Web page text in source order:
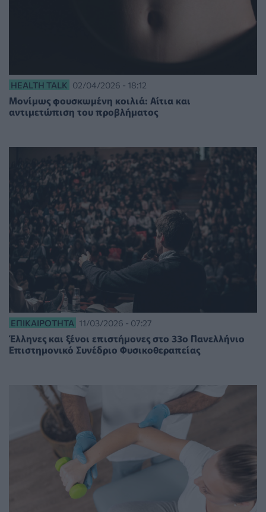
HEALTH TALK 02/04/2026 - 18:12
Μονίμως φουσκωμένη κοιλιά: Αίτια και
αντιμετώπιση του προβλήματος
ΕΠΙΚΑΙΡΌΤΗΤΑ 11/03/2026 - 07:27
Έλληνες και ξένοι επιστήμονες στο 33ο Πανελλήνιο
Επιστημονικό Συνέδριο Φυσικοθεραπείας